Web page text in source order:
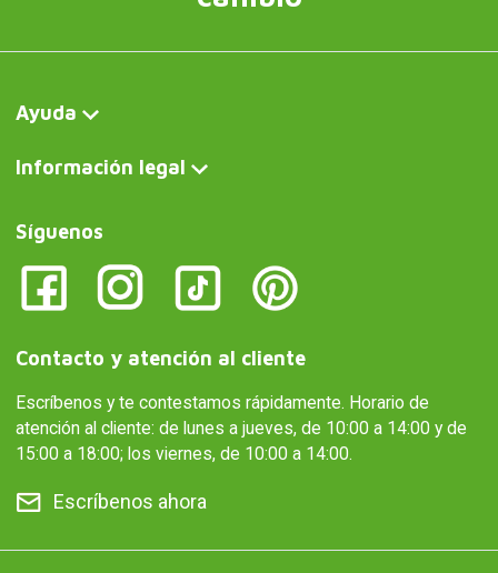
Ayuda
Información legal
Síguenos
Contacto y atención al cliente
Escríbenos y te contestamos rápidamente. Horario de
atención al cliente: de lunes a jueves, de 10:00 a 14:00 y de
15:00 a 18:00; los viernes, de 10:00 a 14:00.
Escríbenos ahora